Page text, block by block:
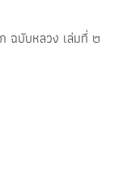
ฉบับหลวง เล่มที่ ๒